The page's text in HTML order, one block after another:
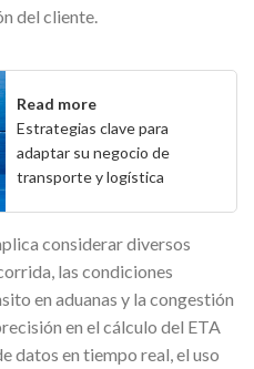
del cliente.
Read more
Estrategias clave para
adaptar su negocio de
transporte y logística
considerar diversos
las condiciones
en aduanas y la congestión
en el cálculo del ETA
datos en tiempo real, el uso